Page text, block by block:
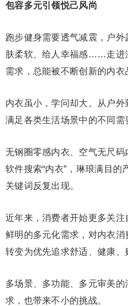
包容多元引领悦己风尚
跑步健身需要透气减震，户
肤柔软、给人幸福感……走进
需求，总能被不断创新的内衣
内衣虽小，学问却大。从户
满足各类生活场景中的不同需
无钢圈零感内衣、空气无尺
软件搜索“内衣”，琳琅满目的
关键词反复出现。
近年来，消费者开始更多关
鲜明的多元化需求，对内衣
转变为优先追求舒适、健康、
多场景、多功能、多元审美
求，也带来不小的挑战。